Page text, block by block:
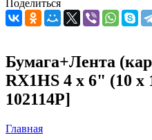
Поделиться
Бумага+Лента
RX1HS 4 x 6" (10 x
102114P]
Главная